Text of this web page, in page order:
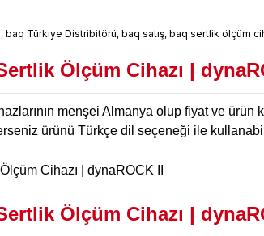
Ölçüm Cihazı |
menşei Almanya olup fiyat ve ürün
ürünü Türkçe dil seçeneği ile
Ölçüm Cihazı |